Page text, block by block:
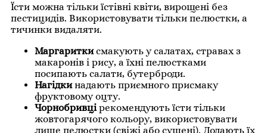
Їсти можна тільки їстівні квіти, вирощені без
пестицидів. Використовувати тільки пелюстки, а
тичинки видаляти.
Маргариткисмакують у салатах, стравах з
макаронів і рису, а їхні пелюстками
посипають салати, бутерброди.
Нагідкинадають приємного присмаку
фруктовому оцту.
Чорнобривцірекомендують їсти тільки
жовтогарячого кольору, використовувати
лише пелюстки (свіжі або сушені). Додають їх